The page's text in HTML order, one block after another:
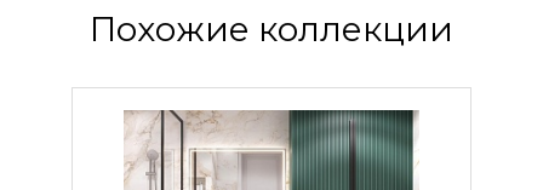
Похожие коллекции